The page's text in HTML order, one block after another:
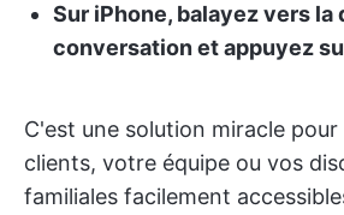
Sur iPhone, balayez vers la
conversation et appuyez
C'est une solution miracle
clients, votre équipe ou vos
familiales facilement